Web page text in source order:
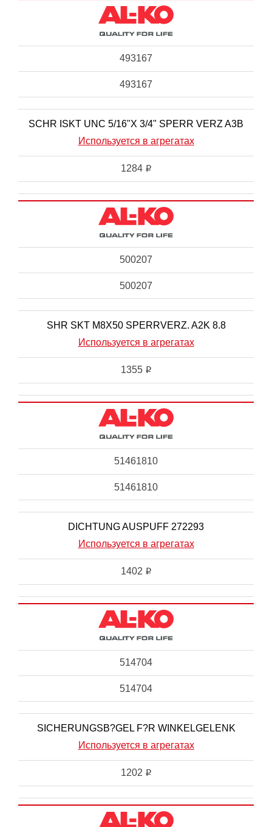
493167
493167
SCHR ISKT UNC 5/16"X 3/4" SPERR VERZ A3B
Используется в агрегатах
1284 i
500207
500207
SHR SKT M8X50 SPERRVERZ. A2K 8.8
Используется в агрегатах
1355 i
51461810
51461810
DICHTUNG AUSPUFF 272293
Используется в агрегатах
1402 i
514704
514704
SICHERUNGSB?GEL F?R WINKELGELENK
Используется в агрегатах
1202 i